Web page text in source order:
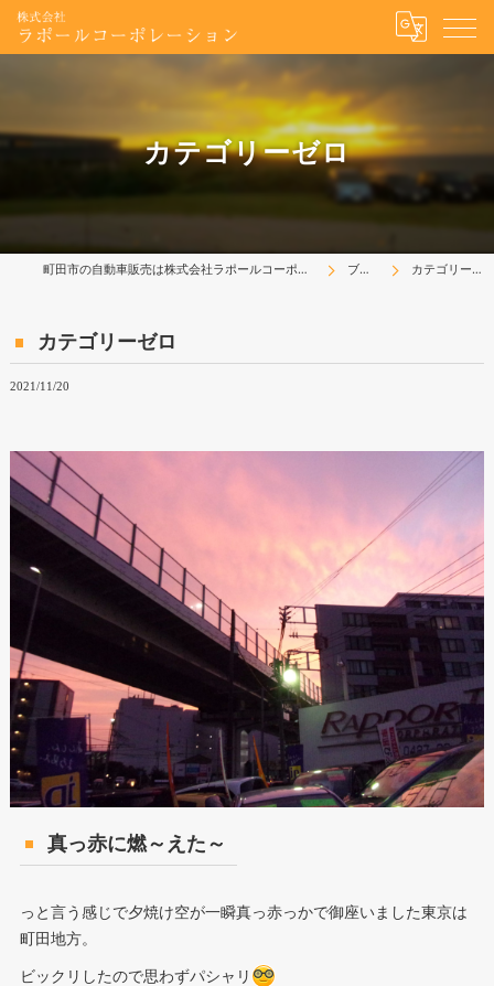
カテゴリーゼロ
町田市の自動車販売は株式会社ラポールコーポレーション ブログ カテゴリーゼロ
カテゴリーゼロ
2021/11/20
真っ赤に燃～えた～
っと言う感じで夕焼け空が一瞬真っ赤っかで御座いました東京は
町田地方。
ビックリしたので思わずパシャリ